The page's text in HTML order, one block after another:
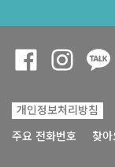
개인정보처리방침
주요 전화번호
찾
Opens a